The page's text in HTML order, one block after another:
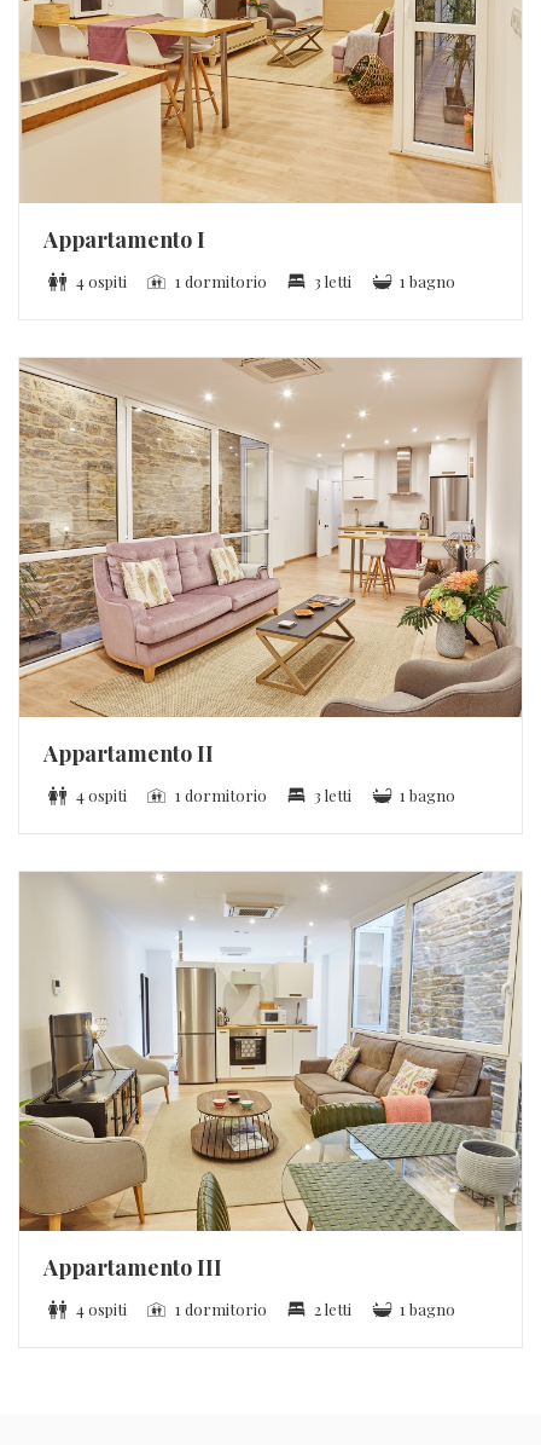
Appartamento I
4 ospiti 1 dormitorio 3 letti 1 bagno
Appartamento II
4 ospiti 1 dormitorio 3 letti 1 bagno
Appartamento III
4 ospiti 1 dormitorio 2 letti 1 bagno